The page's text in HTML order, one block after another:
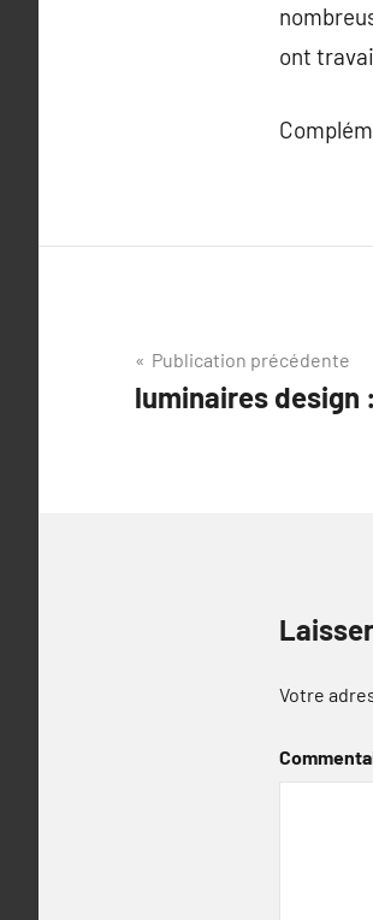
ont
Navigation
de
Publication précédente
luminaires design
Votre